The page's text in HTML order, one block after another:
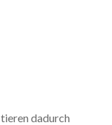
dadurch